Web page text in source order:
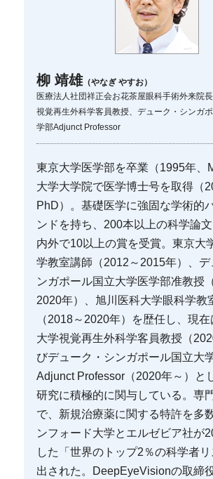
柳 靖雄 （やなぎ やすお）
医療法人社団祥正会お花茶屋眼科手術外来院
視覚再生外科学客員教授、デューク・シンガ
学部Adjunct Professor
東京大学医学部を卒業（1995年、
大学大学院で医学博士号を取得（
PhD）。基礎医学に強固な学術的
ンドを持ち、200本以上の科学論
内外で10以上の賞を受賞。東京大
学教室講師（2012～2015年）、デ
ンガポール国立大学医学部准教授
2020年）、旭川医科大学眼科学教
（2018～2020年）を歴任し、現
大学視覚再生外科学客員教授（
びデューク・シンガポール国立大
Adjunct Professor（2020年～）と
研究に積極的に関与している。専
で、新規治療薬に関する特許を多
ンフォード大学とエルゼビア社が
した「世界のトップ2％の科学者
出された。DeepEyeVisionの取締